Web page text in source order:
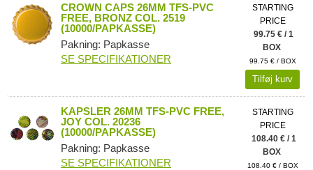
CROWN CAPS 26MM TFS-PVC
FREE, BRONZ COL. 2519
(10000/PAPKASSE)
Pakning: Papkasse
SE SPECIFIKATIONER
STARTING
PRICE
99.75 € / 1
BOX
99.75 € / BOX
Tilføj kurv
KAPSLER 26MM TFS-PVC FREE,
JOY COL. 20236
(10000/PAPKASSE)
Pakning: Papkasse
SE SPECIFIKATIONER
STARTING
PRICE
108.40 € / 1
BOX
108.40 € / BOX